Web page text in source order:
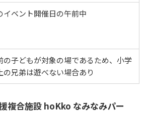
イベント開催日の午前中
の子どもが対象の場であるため、小学
の兄弟は遊べない場合あり
複合施設 hoKko なみなみパー